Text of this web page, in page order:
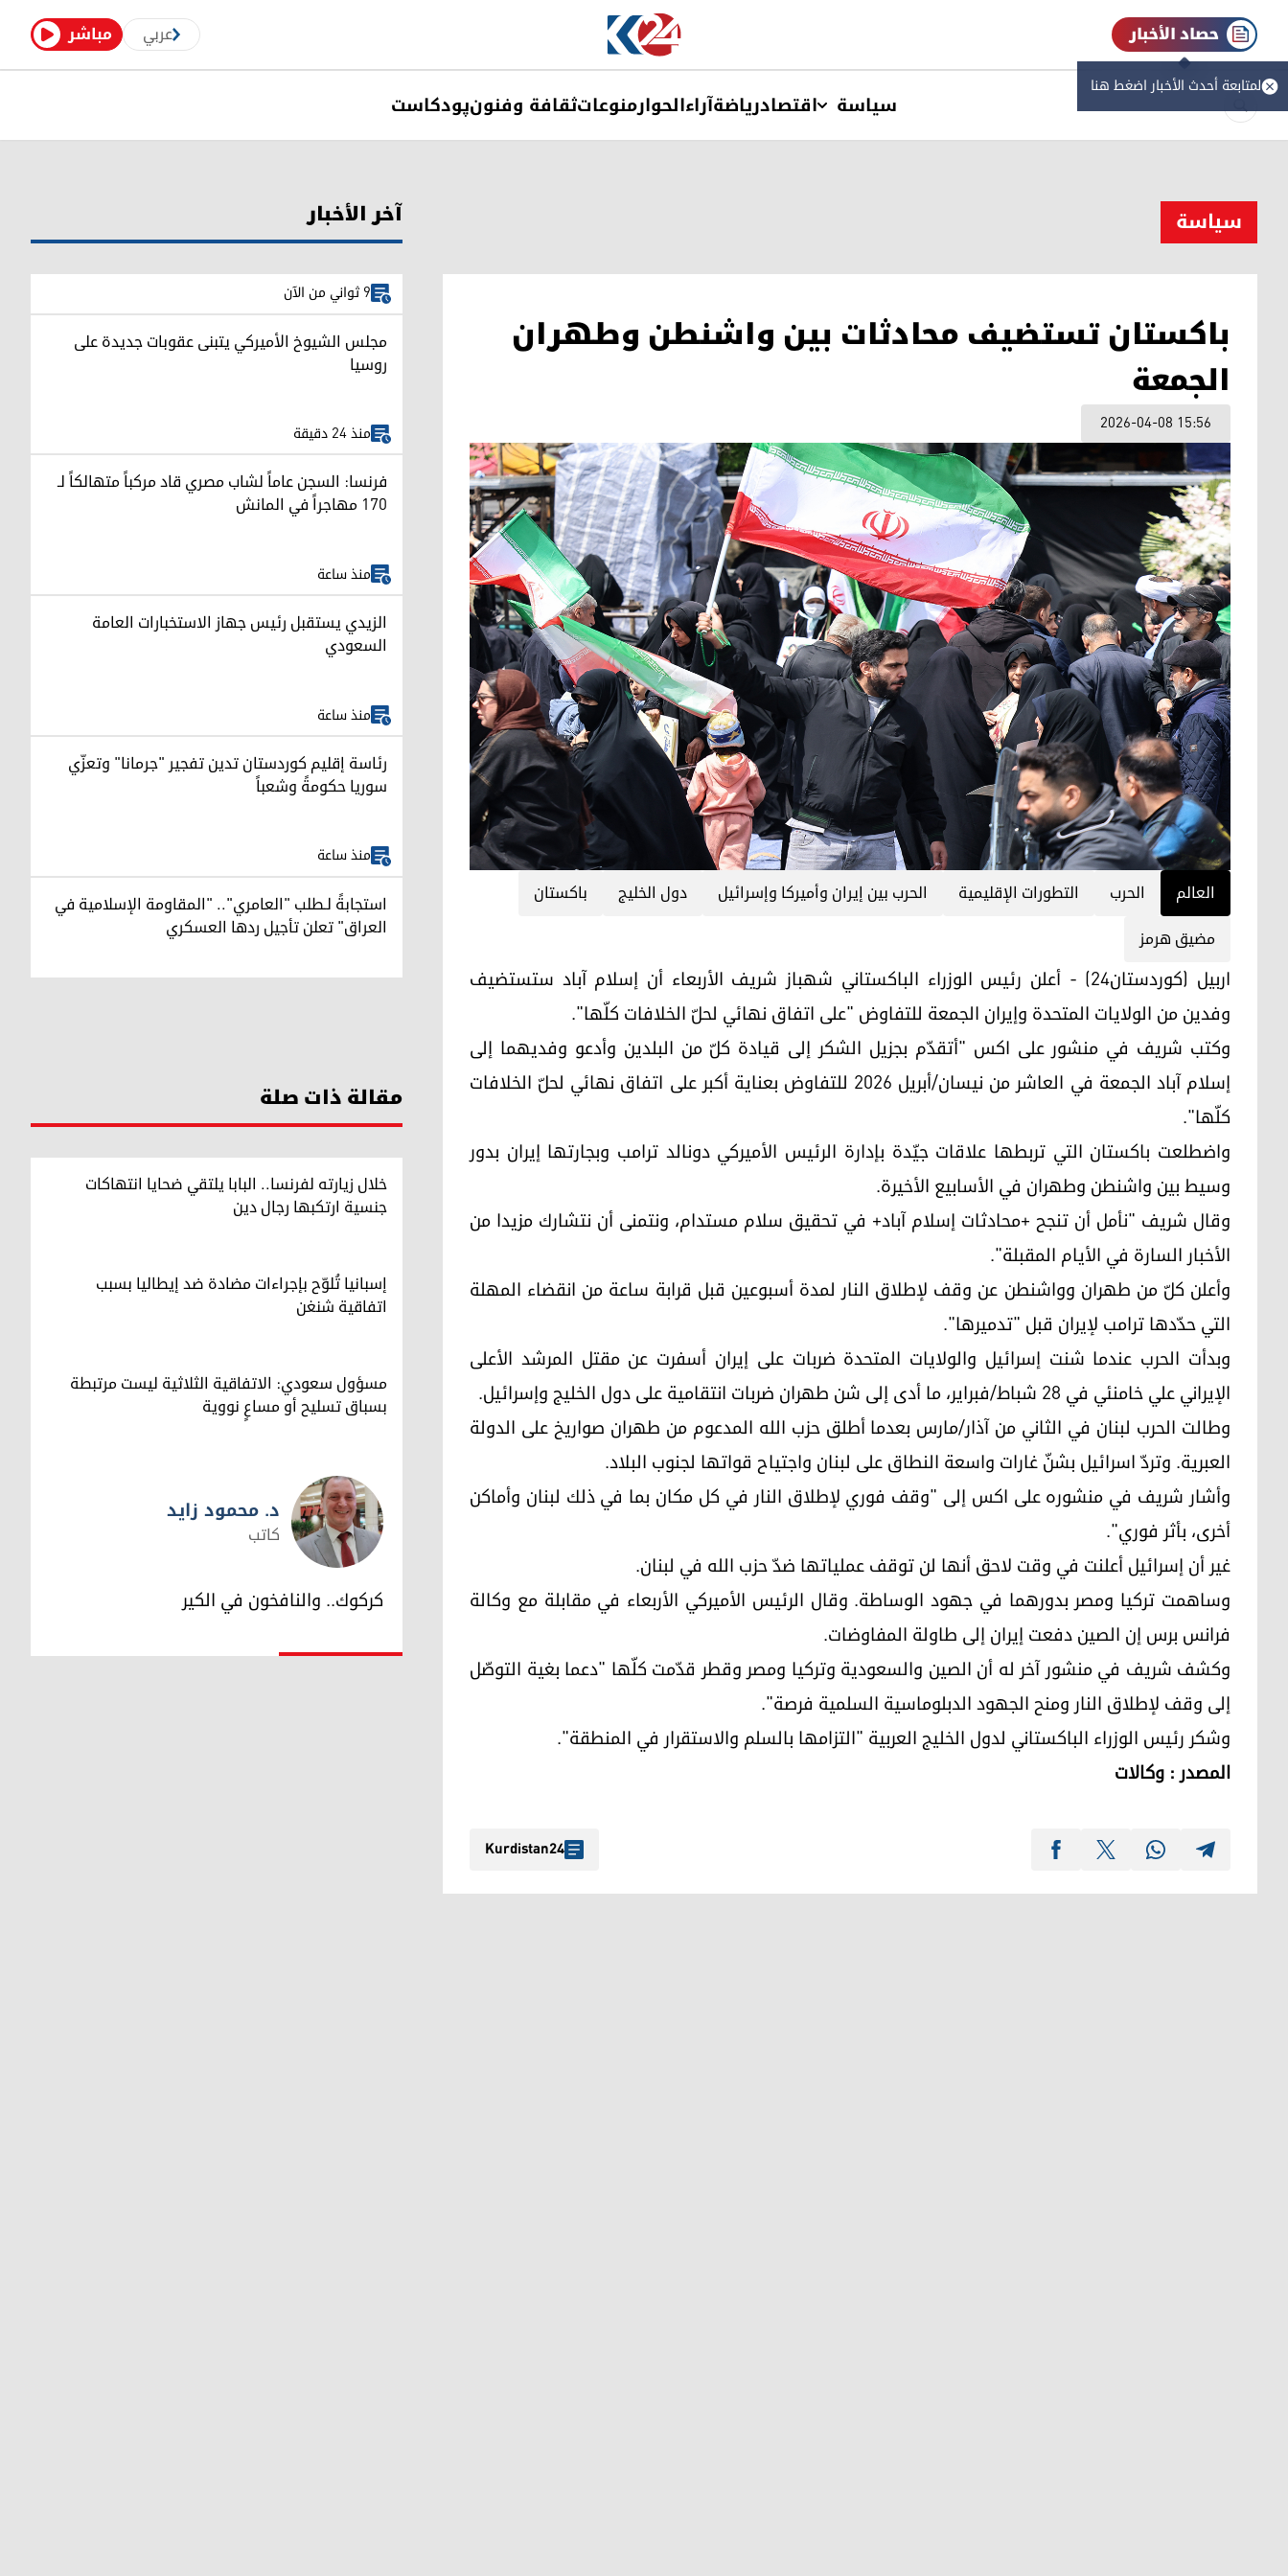
مباشر عربي حصاد الأخبار
لمتابعة أحدث الأخبار اضغط هنا
سیاسة اقتصادریاضةآراءالحوارمنوعاتثقافة وفنونپودکاست
سیاسة
باكستان تستضيف محادثات بين واشنطن وطهران
الجمعة
2026-04-08 15:56
العالم الحرب التطورات الإقليمية الحرب بين إيران وأميركا وإسرائيل دول الخليج
باكستان
مضيق هرمز
اربيل (كوردستان24) - أعلن رئيس الوزراء الباكستاني شهباز شريف الأربعاء أن إسلام آباد ستستضيف
وفدين من الولايات المتحدة وإيران الجمعة للتفاوض "على اتفاق نهائي لحلّ الخلافات كلّها".
وكتب شريف في منشور على اكس "أتقدّم بجزيل الشكر إلى قيادة كلّ من البلدين وأدعو وفديهما إلى
إسلام آباد الجمعة في العاشر من نيسان/أبريل 2026 للتفاوض بعناية أكبر على اتفاق نهائي لحلّ الخلافات
كلّها".
واضطلعت باكستان التي تربطها علاقات جيّدة بإدارة الرئيس الأميركي دونالد ترامب وبجارتها إيران بدور
وسيط بين واشنطن وطهران في الأسابيع الأخيرة.
وقال شريف "نأمل أن تنجح +محادثات إسلام آباد+ في تحقيق سلام مستدام، ونتمنى أن نتشارك مزيدا من
الأخبار السارة في الأيام المقبلة".
وأعلن كلّ من طهران وواشنطن عن وقف لإطلاق النار لمدة أسبوعين قبل قرابة ساعة من انقضاء المهلة
التي حدّدها ترامب لإيران قبل "تدميرها".
وبدأت الحرب عندما شنت إسرائيل والولايات المتحدة ضربات على إيران أسفرت عن مقتل المرشد الأعلى
الإيراني علي خامنئي في 28 شباط/فبراير، ما أدى إلى شن طهران ضربات انتقامية على دول الخليج وإسرائيل.
وطالت الحرب لبنان في الثاني من آذار/مارس بعدما أطلق حزب الله المدعوم من طهران صواريخ على الدولة
العبرية. وتردّ اسرائيل بشنّ غارات واسعة النطاق على لبنان واجتياح قواتها لجنوب البلاد.
وأشار شريف في منشوره على اكس إلى "وقف فوري لإطلاق النار في كل مكان بما في ذلك لبنان وأماكن
أخرى، بأثر فوري".
غير أن إسرائيل أعلنت في وقت لاحق أنها لن توقف عملياتها ضدّ حزب الله في لبنان.
وساهمت تركيا ومصر بدورهما في جهود الوساطة. وقال الرئيس الأميركي الأربعاء في مقابلة مع وكالة
فرانس برس إن الصين دفعت إيران إلى طاولة المفاوضات.
وكشف شريف في منشور آخر له أن الصين والسعودية وتركيا ومصر وقطر قدّمت كلّها "دعما بغية التوصّل
إلى وقف لإطلاق النار ومنح الجهود الدبلوماسية السلمية فرصة".
وشكر رئيس الوزراء الباكستاني لدول الخليج العربية "التزامها بالسلم والاستقرار في المنطقة".
المصدر : وكالات
Kurdistan24
آخر الأخبار
9 ثواني من الآن
مجلس الشيوخ الأميركي يتبنى عقوبات جديدة على
روسيا
منذ 24 دقيقة
فرنسا: السجن عاماً لشاب مصري قاد مركباً متهالكاً لـ
170 مهاجراً في المانش
منذ ساعة
الزيدي يستقبل رئيس جهاز الاستخبارات العامة
السعودي
منذ ساعة
رئاسة إقليم كوردستان تدين تفجير "جرمانا" وتعزّي
سوريا حكومةً وشعباً
منذ ساعة
استجابةً لـطلب "العامري".. "المقاومة الإسلامية في
العراق" تعلن تأجيل ردها العسكري
مقالة ذات صلة
خلال زيارته لفرنسا.. البابا يلتقي ضحايا انتهاكات
جنسية ارتكبها رجال دين
إسبانيا تُلوّح بإجراءات مضادة ضد إيطاليا بسبب
اتفاقية شنغن
مسؤول سعودي: الاتفاقية الثلاثية ليست مرتبطة
بسباق تسليح أو مساعٍ نووية
د. محمود زايد
د. محمود زايد
كاتب
كركوك.. والنافخون في الكير